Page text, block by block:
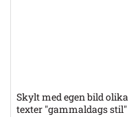
Skylt med egen bild olika
texter "gammaldags stil"